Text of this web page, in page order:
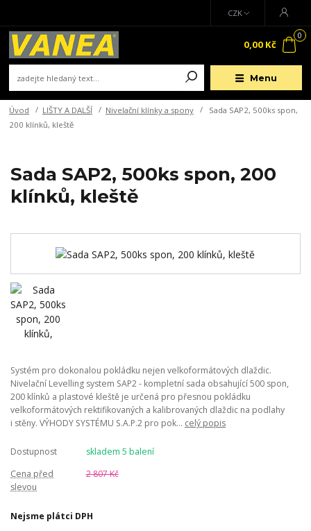
Menu
CZK
0
0,00 Kč
Úvod LIŠTY A DALŠÍ Nivelační klínky a spony
Sada SAP2, 500ks spon,
200 klínků, kleště
Sada SAP2, 500ks spon, 200
klínků, kleště
Systém pro dokonalou pokládku nejen velkoformátových dlaždic.
Nivelační Levelling system SAP2 - kompletní sada obsahující 500 spon,
200 klínků a plastové kleště je určená pro přesnou pokládku
velkoformátových rektifikovaných a kalibrovaných dlaždic na podlahy
i stěny. VÝHODY SYSTÉMU S.A.P.2 pro pok... celý popis
Dostupnost
skladem 5 balení
Cena před
slevou
2 807 Kč
Nejsme plátci DPH